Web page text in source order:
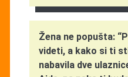
Žena ne popušta:
videti, a kako si ti
nabavila dve